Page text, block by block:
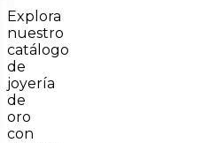
Explora
nuestro
catálogo
de
joyería
de
oro
con